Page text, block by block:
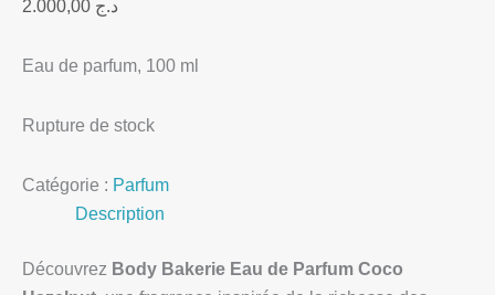
د.ج
Eau de parfum, 100 ml
Rupture de stock
Catégorie : Parfum
Description
Découvrez Body Bakerie Eau de Parfum Coco